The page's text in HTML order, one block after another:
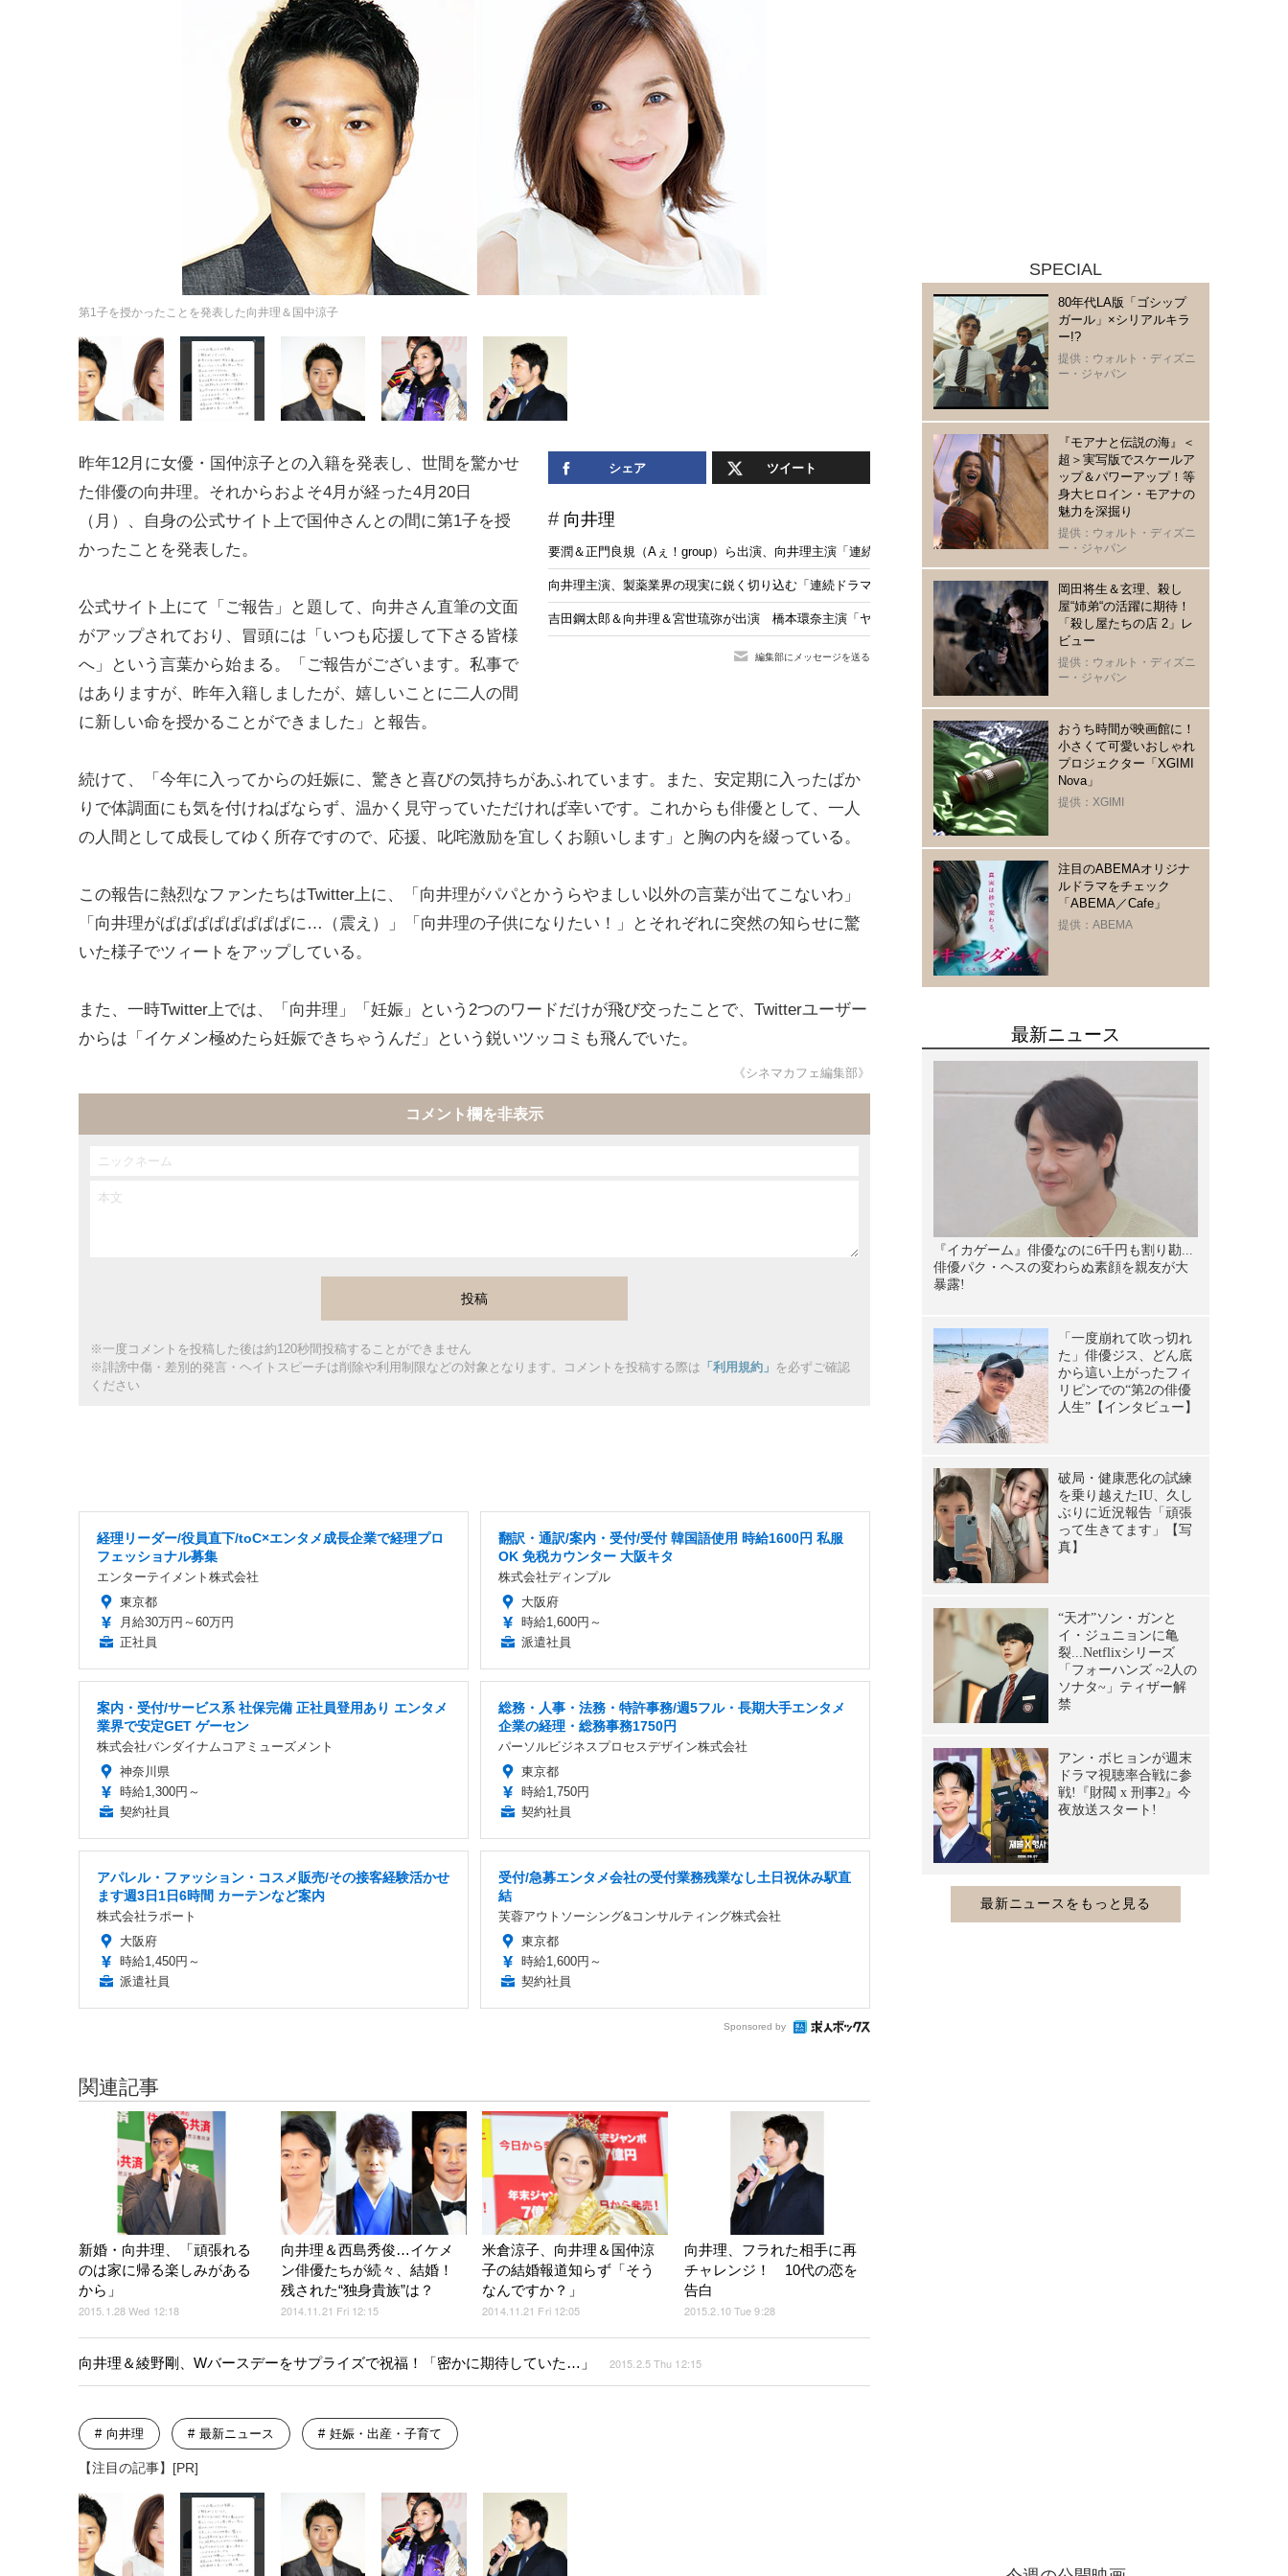
第1子を授かったことを発表した向井理＆国中涼子
シェア ツイート
向井理
要潤＆正門良規（Aぇ！group）ら出演、向井理主演「連続ドラマW MR -医薬情報担当者-」特報映像
向井理主演、製薬業界の現実に鋭く切り込む「連続ドラマW MR -医薬情報担当者-」秋放送
吉田鋼太郎＆向井理＆宮世琉弥が出演 橋本環奈主演「ヤンドク！」
編集部にメッセージを送る
昨年12月に女優・国仲涼子との入籍を発表し、世間を驚かせ
た俳優の向井理。それからおよそ4月が経った4月20日
（月）、自身の公式サイト上で国仲さんとの間に第1子を授
かったことを発表した。
公式サイト上にて「ご報告」と題して、向井さん直筆の文面
がアップされており、冒頭には「いつも応援して下さる皆様
へ」という言葉から始まる。「ご報告がございます。私事で
はありますが、昨年入籍しましたが、嬉しいことに二人の間
に新しい命を授かることができました」と報告。
続けて、「今年に入ってからの妊娠に、驚きと喜びの気持ちがあふれています。また、安定期に入ったばか
りで体調面にも気を付けねばならず、温かく見守っていただければ幸いです。これからも俳優として、一人
の人間として成長してゆく所存ですので、応援、叱咤激励を宜しくお願いします」と胸の内を綴っている。
この報告に熱烈なファンたちはTwitter上に、「向井理がパパとかうらやましい以外の言葉が出てこないわ」
「向井理がぱぱぱぱぱぱぱぱに…（震え）」「向井理の子供になりたい！」とそれぞれに突然の知らせに驚
いた様子でツィートをアップしている。
また、一時Twitter上では、「向井理」「妊娠」という2つのワードだけが飛び交ったことで、Twitterユーザー
からは「イケメン極めたら妊娠できちゃうんだ」という鋭いツッコミも飛んでいた。
《シネマカフェ編集部》
コメント欄を非表示
※一度コメントを投稿した後は約120秒間投稿することができません
※誹謗中傷・差別的発言・ヘイトスピーチは削除や利用制限などの対象となります。コメントを投稿する際は 「利用規約」 を必ずご確認
ください
経理リーダー/役員直下/toC×エンタメ成長企業で経理プロ
フェッショナル募集
エンターテイメント株式会社
東京都
月給30万円～60万円
正社員
翻訳・通訳/案内・受付/受付 韓国語使用 時給1600円 私服
OK 免税カウンター 大阪キタ
株式会社ディンプル
大阪府
時給1,600円～
派遣社員
案内・受付/サービス系 社保完備 正社員登用あり エンタメ
業界で安定GET ゲーセン
株式会社バンダイナムコアミューズメント
神奈川県
時給1,300円～
契約社員
総務・人事・法務・特許事務/週5フル・長期大手エンタメ
企業の経理・総務事務1750円
パーソルビジネスプロセスデザイン株式会社
東京都
時給1,750円
契約社員
アパレル・ファッション・コスメ販売/その接客経験活かせ
ます週3日1日6時間 カーテンなど案内
株式会社ラポート
大阪府
時給1,450円～
派遣社員
受付/急募エンタメ会社の受付業務残業なし土日祝休み駅直
結
芙蓉アウトソーシング&コンサルティング株式会社
東京都
時給1,600円～
契約社員
Sponsored by
関連記事
新婚・向井理、「頑張れる
のは家に帰る楽しみがある
から」
2015.1.28 Wed 12:18
向井理＆西島秀俊…イケメ
ン俳優たちが続々、結婚！
残された“独身貴族”は？
2014.11.21 Fri 12:15
米倉涼子、向井理＆国仲涼
子の結婚報道知らず「そう
なんですか？」
2014.11.21 Fri 12:05
向井理、フラれた相手に再
チャレンジ！ 10代の恋を
告白
2015.2.10 Tue 9:28
向井理＆綾野剛、Wバースデーをサプライズで祝福！「密かに期待していた…」 2015.2.5 Thu 12:15
向井理 最新ニュース 妊娠・出産・子育て
【注目の記事】[PR]
SPECIAL
80年代LA版「ゴシップ
ガール」×シリアルキラ
ー!?
提供：ウォルト・ディズニ
ー・ジャパン
『モアナと伝説の海』＜
超＞実写版でスケールア
ップ＆パワーアップ！等
身大ヒロイン・モアナの
魅力を深掘り
提供：ウォルト・ディズニ
ー・ジャパン
岡田将生＆玄理、殺し
屋“姉弟“の活躍に期待！
「殺し屋たちの店 2」レ
ビュー
提供：ウォルト・ディズニ
ー・ジャパン
おうち時間が映画館に！
小さくて可愛いおしゃれ
プロジェクター「XGIMI
Nova」
提供：XGIMI
注目のABEMAオリジナ
ルドラマをチェック
「ABEMA／Cafe」
提供：ABEMA